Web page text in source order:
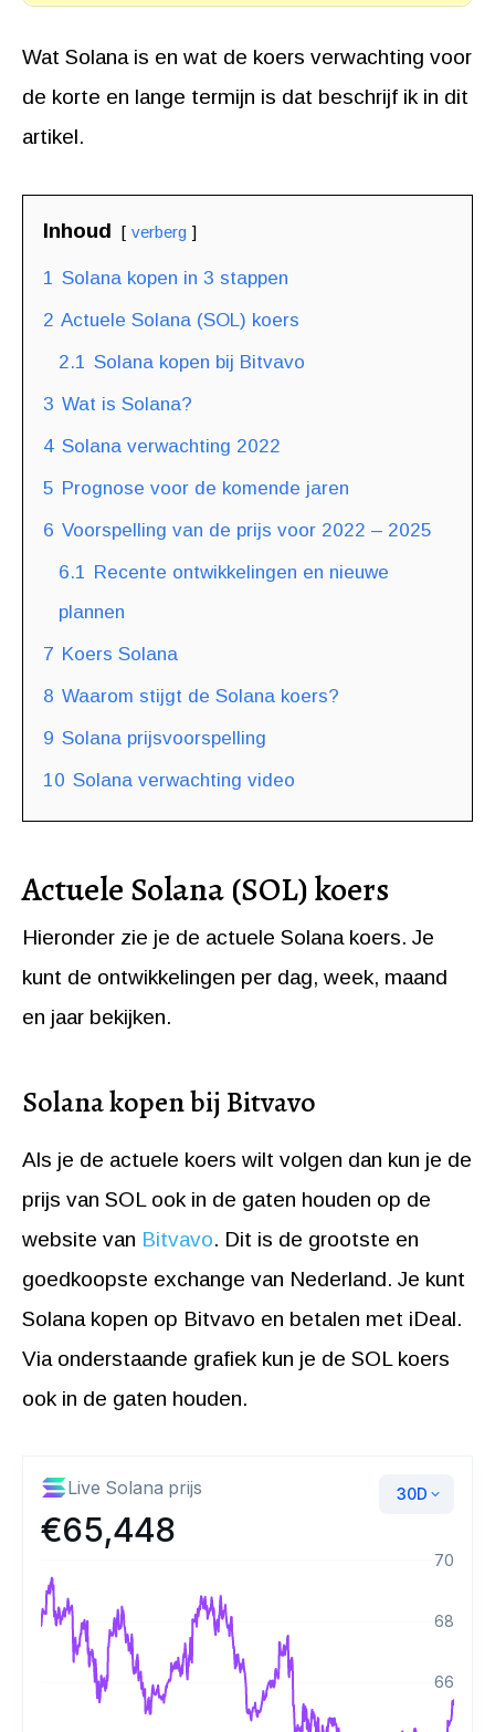
Wat Solana is en wat de koers verwachting voor
de korte en lange termijn is dat beschrijf ik in dit
artikel.
Inhoud verberg
1 Solana kopen in 3 stappen
2 Actuele Solana (SOL) koers
2.1 Solana kopen bij Bitvavo
3 Wat is Solana?
4 Solana verwachting 2022
5 Prognose voor de komende jaren
6 Voorspelling van de prijs voor 2022 – 2025
6.1
Recente ontwikkelingen en nieuwe
plannen
7 Koers Solana
8 Waarom stijgt de Solana koers?
9 Solana prijsvoorspelling
10 Solana verwachting video
Actuele Solana (SOL) koers
Hieronder zie je de actuele Solana koers. Je
kunt de ontwikkelingen per dag, week, maand
en jaar bekijken.
Solana kopen bij Bitvavo
Als je de actuele koers wilt volgen dan kun je de
prijs van SOL ook in de gaten houden op de
website van Bitvavo. Dit is de grootste en
goedkoopste exchange van Nederland. Je kunt
Solana kopen op Bitvavo en betalen met iDeal.
Via onderstaande grafiek kun je de SOL koers
ook in de gaten houden.